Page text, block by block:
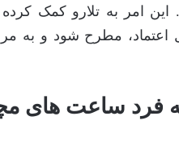
امر به تلارو کمک کرده
اعتماد، مطرح شود و به
ساعت های مچی